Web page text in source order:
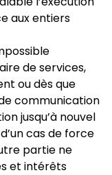
aux entiers
de services,
ou dès que
communication
jusqu’à nouvel
cas de force
partie ne
et intérêts